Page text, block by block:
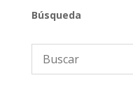
Búsqueda